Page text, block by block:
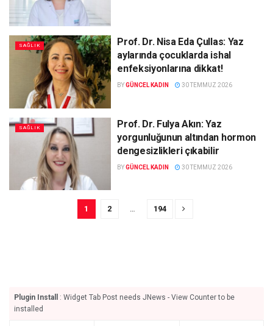
SAĞLIK
Prof. Dr. Nisa Eda Çullas: Yaz
aylarında çocuklarda ishal
enfeksiyonlarına dikkat!
BYGÜNCEL KADIN 30 TEMMUZ 2026
SAĞLIK
Prof. Dr. Fulya Akın: Yaz
yorgunluğunun altından hormon
dengesizlikleri çıkabilir
BYGÜNCEL KADIN 30 TEMMUZ 2026
1 2 … 194
Plugin Install
: Widget Tab Post needs JNews - View Counter to be
installed